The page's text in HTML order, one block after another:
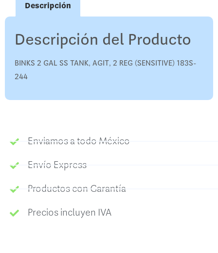
Descripción
Descripción del Producto
BINKS 2 GAL SS TANK, AGIT, 2 REG (SENSITIVE) 183S-
244
Enviamos a todo México
Envío Express
Productos con Garantía
Precios incluyen IVA